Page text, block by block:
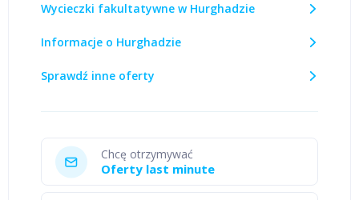
Wycieczki fakultatywne w Hurghadzie
Informacje o Hurghadzie
Sprawdź inne oferty
Chcę otrzymywać
Oferty last minute